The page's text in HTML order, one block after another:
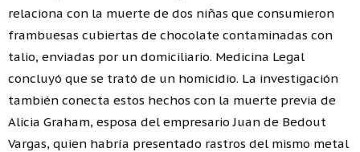
relaciona con la muerte de dos niñas que consumieron
frambuesas cubiertas de chocolate contaminadas con
talio, enviadas por un domiciliario. Medicina Legal
concluyó que se trató de un homicidio. La investigación
también conecta estos hechos con la muerte previa de
Alicia Graham, esposa del empresario Juan de Bedout
Vargas, quien habría presentado rastros del mismo metal